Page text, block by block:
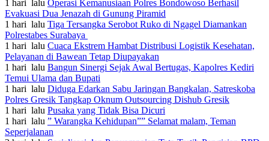
1 hari lalu Operasi Kemanusiaan Polres Bondowoso Berhasil
Evakuasi Dua Jenazah di Gunung Piramid
1 hari lalu Tiga Tersangka Serobot Ruko di Ngagel Diamankan
Polrestabes Surabaya
1 hari lalu Cuaca Ekstrem Hambat Distribusi Logistik Kesehatan,
Pelayanan di Bawean Tetap Diupayakan
1 hari lalu Bangun Sinergi Sejak Awal Bertugas, Kapolres Kediri
Temui Ulama dan Bupati
1 hari lalu Diduga Edarkan Sabu Jaringan Bangkalan, Satreskoba
Polres Gresik Tangkap Oknum Outsourcing Dishub Gresik
1 hari lalu Pusaka yang Tidak Bisa Dicuri
1 hari lalu ” Warangka Kehidupan”” Selamat malam, Teman
Seperjalanan